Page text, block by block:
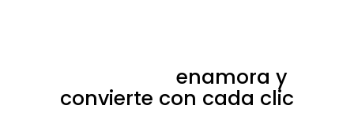
enamora y
convierte con cada clic